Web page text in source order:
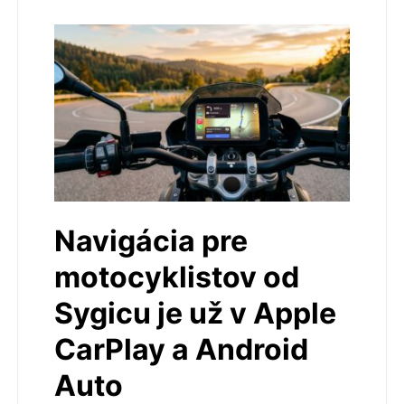
Navigácia pre
motocyklistov od
Sygicu je už v Apple
CarPlay a Android
Auto